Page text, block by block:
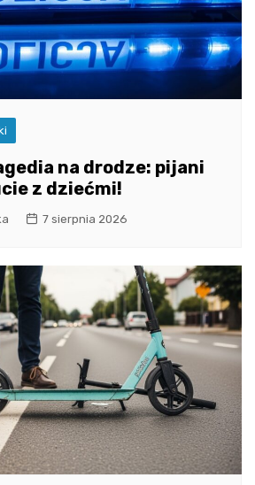
na drodze: pijani
z dziećmi!
7 sierpnia 2026